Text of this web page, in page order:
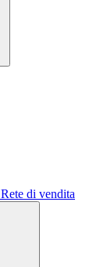
Rete di vendita